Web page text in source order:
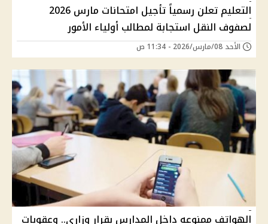
التعليم تعلن رسمياً تأجيل امتحانات مارس 2026
لصفوف النقل استجابة لمطالب أولياء الأمور
الأحد 08/مارس/2026 - 11:34 ص
الهواتف ممنوعه داخل المدارس بقرار وزارى.. وعقوبات